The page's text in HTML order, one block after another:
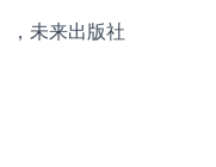
，未来出版社